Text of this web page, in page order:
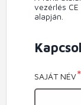
vezérlés
alapján.
SAJÁT NÉV